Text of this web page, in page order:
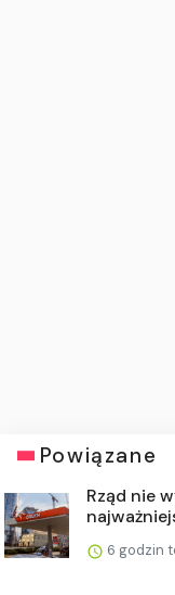
Powiązane
Rząd nie
6 godzin